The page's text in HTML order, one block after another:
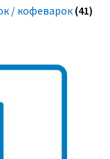
/ кофеварок (41)